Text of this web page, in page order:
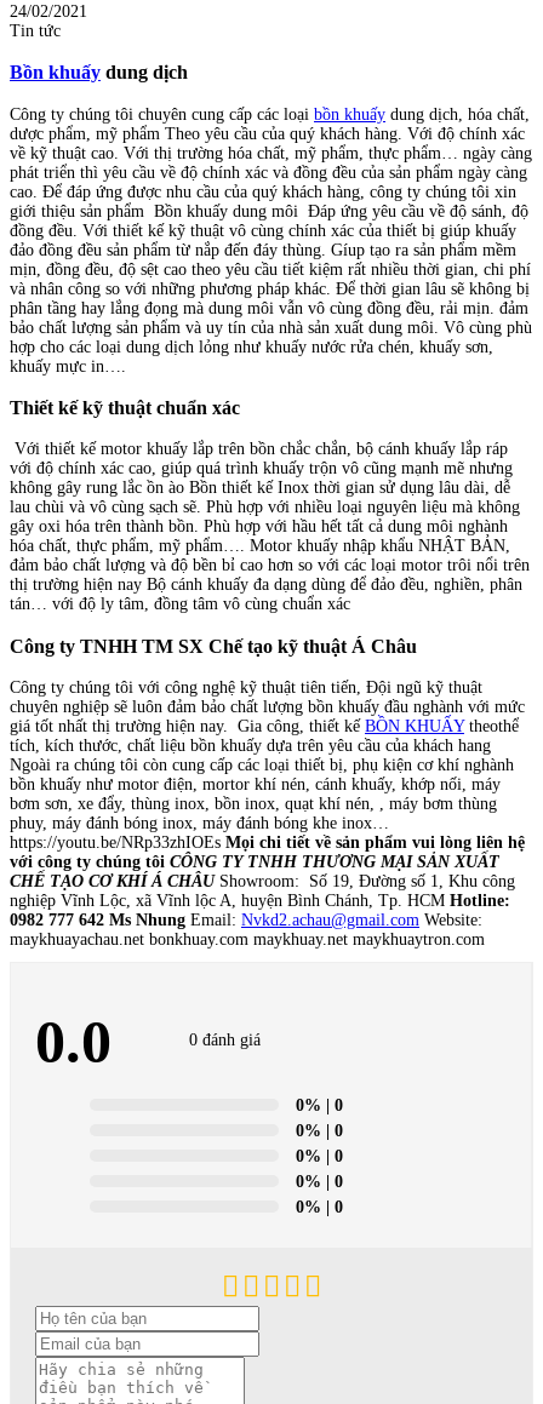
24/02/2021
Tin tức
Bồn khuấy dung dịch
Công ty chúng tôi chuyên cung cấp các loại bồn khuấy dung dịch, hóa chất,
dược phẩm, mỹ phẩm Theo yêu cầu của quý khách hàng. Với độ chính xác
về kỹ thuật cao. Với thị trường hóa chất, mỹ phẩm, thực phẩm… ngày càng
phát triển thì yêu cầu về độ chính xác và đồng đều của sản phẩm ngày càng
cao. Để đáp ứng được nhu cầu của quý khách hàng, công ty chúng tôi xin
giới thiệu sản phẩm Bồn khuấy dung môi Đáp ứng yêu cầu về độ sánh, độ
đồng đều. Với thiết kế kỹ thuật vô cùng chính xác của thiết bị giúp khuấy
đảo đồng đều sản phẩm từ nắp đến đáy thùng. Gíup tạo ra sản phẩm mềm
mịn, đồng đều, độ sệt cao theo yêu cầu tiết kiệm rất nhiều thời gian, chi phí
và nhân công so với những phương pháp khác. Để thời gian lâu sẽ không bị
phân tầng hay lắng đọng mà dung môi vẫn vô cùng đồng đều, rải mịn. đảm
bảo chất lượng sản phẩm và uy tín của nhà sản xuất dung môi. Vô cùng phù
hợp cho các loại dung dịch lỏng như khuấy nước rửa chén, khuấy sơn,
khuấy mực in….
Thiết kế kỹ thuật chuẩn xác
Với thiết kế motor khuấy lắp trên bồn chắc chắn, bộ cánh khuấy lắp ráp
với độ chính xác cao, giúp quá trình khuấy trộn vô cũng mạnh mẽ nhưng
không gây rung lắc ồn ào Bồn thiết kế Inox thời gian sử dụng lâu dài, dễ
lau chùi và vô cùng sạch sẽ. Phù hợp với nhiều loại nguyên liệu mà không
gây oxi hóa trên thành bồn. Phù hợp với hầu hết tất cả dung môi nghành
hóa chất, thực phẩm, mỹ phẩm…. Motor khuấy nhập khẩu NHẬT BẢN,
đảm bảo chất lượng và độ bền bỉ cao hơn so với các loại motor trôi nổi trên
thị trường hiện nay Bộ cánh khuấy đa dạng dùng để đảo đều, nghiền, phân
tán… với độ ly tâm, đồng tâm vô cùng chuẩn xác
Công ty TNHH TM SX Chế tạo kỹ thuật Á Châu
Công ty chúng tôi với công nghệ kỹ thuật tiên tiến, Đội ngũ kỹ thuật
chuyên nghiệp sẽ luôn đảm bảo chất lượng bồn khuấy đầu nghành với mức
giá tốt nhất thị trường hiện nay. Gia công, thiết kế BỒN KHUẤYtheothể
tích, kích thước, chất liệu bồn khuấy dựa trên yêu cầu của khách hang
Ngoài ra chúng tôi còn cung cấp các loại thiết bị, phụ kiện cơ khí nghành
bồn khuấy như motor điện, mortor khí nén, cánh khuấy, khớp nối, máy
bơm sơn, xe đẩy, thùng inox, bồn inox, quạt khí nén, , máy bơm thùng
phuy, máy đánh bóng inox, máy đánh bóng khe inox…
https://youtu.be/NRp33zhIOEs Mọi chi tiết về sản phẩm vui lòng liên hệ
với công ty chúng tôi CÔNG TY TNHH THƯƠNG MẠI SẢN XUẤT
CHẾ TẠO CƠ KHÍ Á CHÂUShowroom: Số 19, Đường số 1, Khu công
nghiệp Vĩnh Lộc, xã Vĩnh lộc A, huyện Bình Chánh, Tp. HCM Hotline:
0982 777 642 Ms Nhung Email: Nvkd2.achau@gmail.com Website:
maykhuayachau.net bonkhuay.com maykhuay.net maykhuaytron.com
0.0 0 đánh giá
0% | 0
0% | 0
0% | 0
0% | 0
0% | 0